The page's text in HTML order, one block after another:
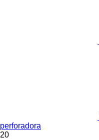
perforadora
20